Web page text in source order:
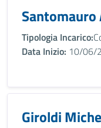
Santomauro
Tipologia Incarico:
Data Inizio: 10/06/
Giroldi